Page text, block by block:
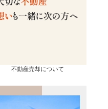
コンテンツ
イベント情報
不動産売却について